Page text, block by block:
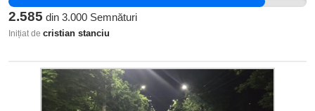
unui accident grav provocat de viteză sau de
lipsa regulilor. Problema ne afectează pe toți, zi
de zi: Oricine a mers recent pe aleile din IOR a
generat de trotinetele care trec la milimetru de
pietoni. Este o problemă reală din cartierul nostru,
2.585 din 3.000 Semnături
Inițiat de cristian stanciu